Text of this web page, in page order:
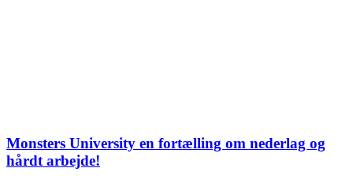
Monsters University en fortælling om nederlag og
hårdt arbejde!